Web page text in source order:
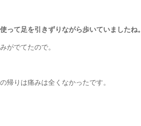
て足を引きずりながら歩いていましたね。
がでてたので。
帰りは痛みは全くなかったです。